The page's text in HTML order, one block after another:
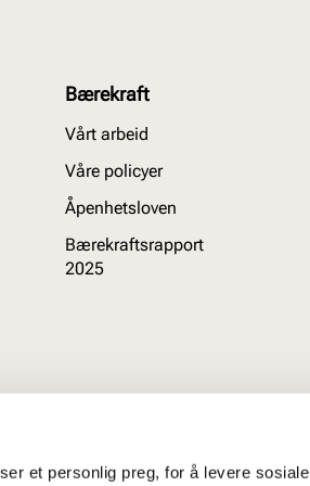
et personlig preg, for å levere sosiale
Bærekraft
Vårt arbeid
Våre policyer
Åpenhetsloven
Bærekraftsrapport
2025